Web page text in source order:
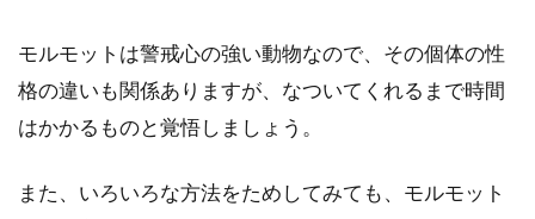
モルモットは警戒心の強い動物なので、その個体の性
格の違いも関係ありますが、なついてくれるまで時間
はかかるものと覚悟しましょう。
また、いろいろな方法をためしてみても、モルモット